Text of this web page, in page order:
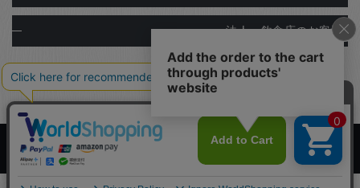
法人・飲食店のお客様
Copyright© Ginza Natsuno Co.,Ltd.
Tratto Brain